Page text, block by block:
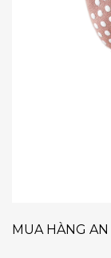
MUA HÀNG